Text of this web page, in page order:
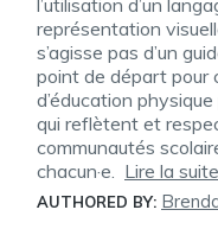
représentation
s’agisse pas d’un
point de départ pour
d’éducation
qui reflètent et
communautés
chacun·e.
Lire la suite
AUTHORED BY: